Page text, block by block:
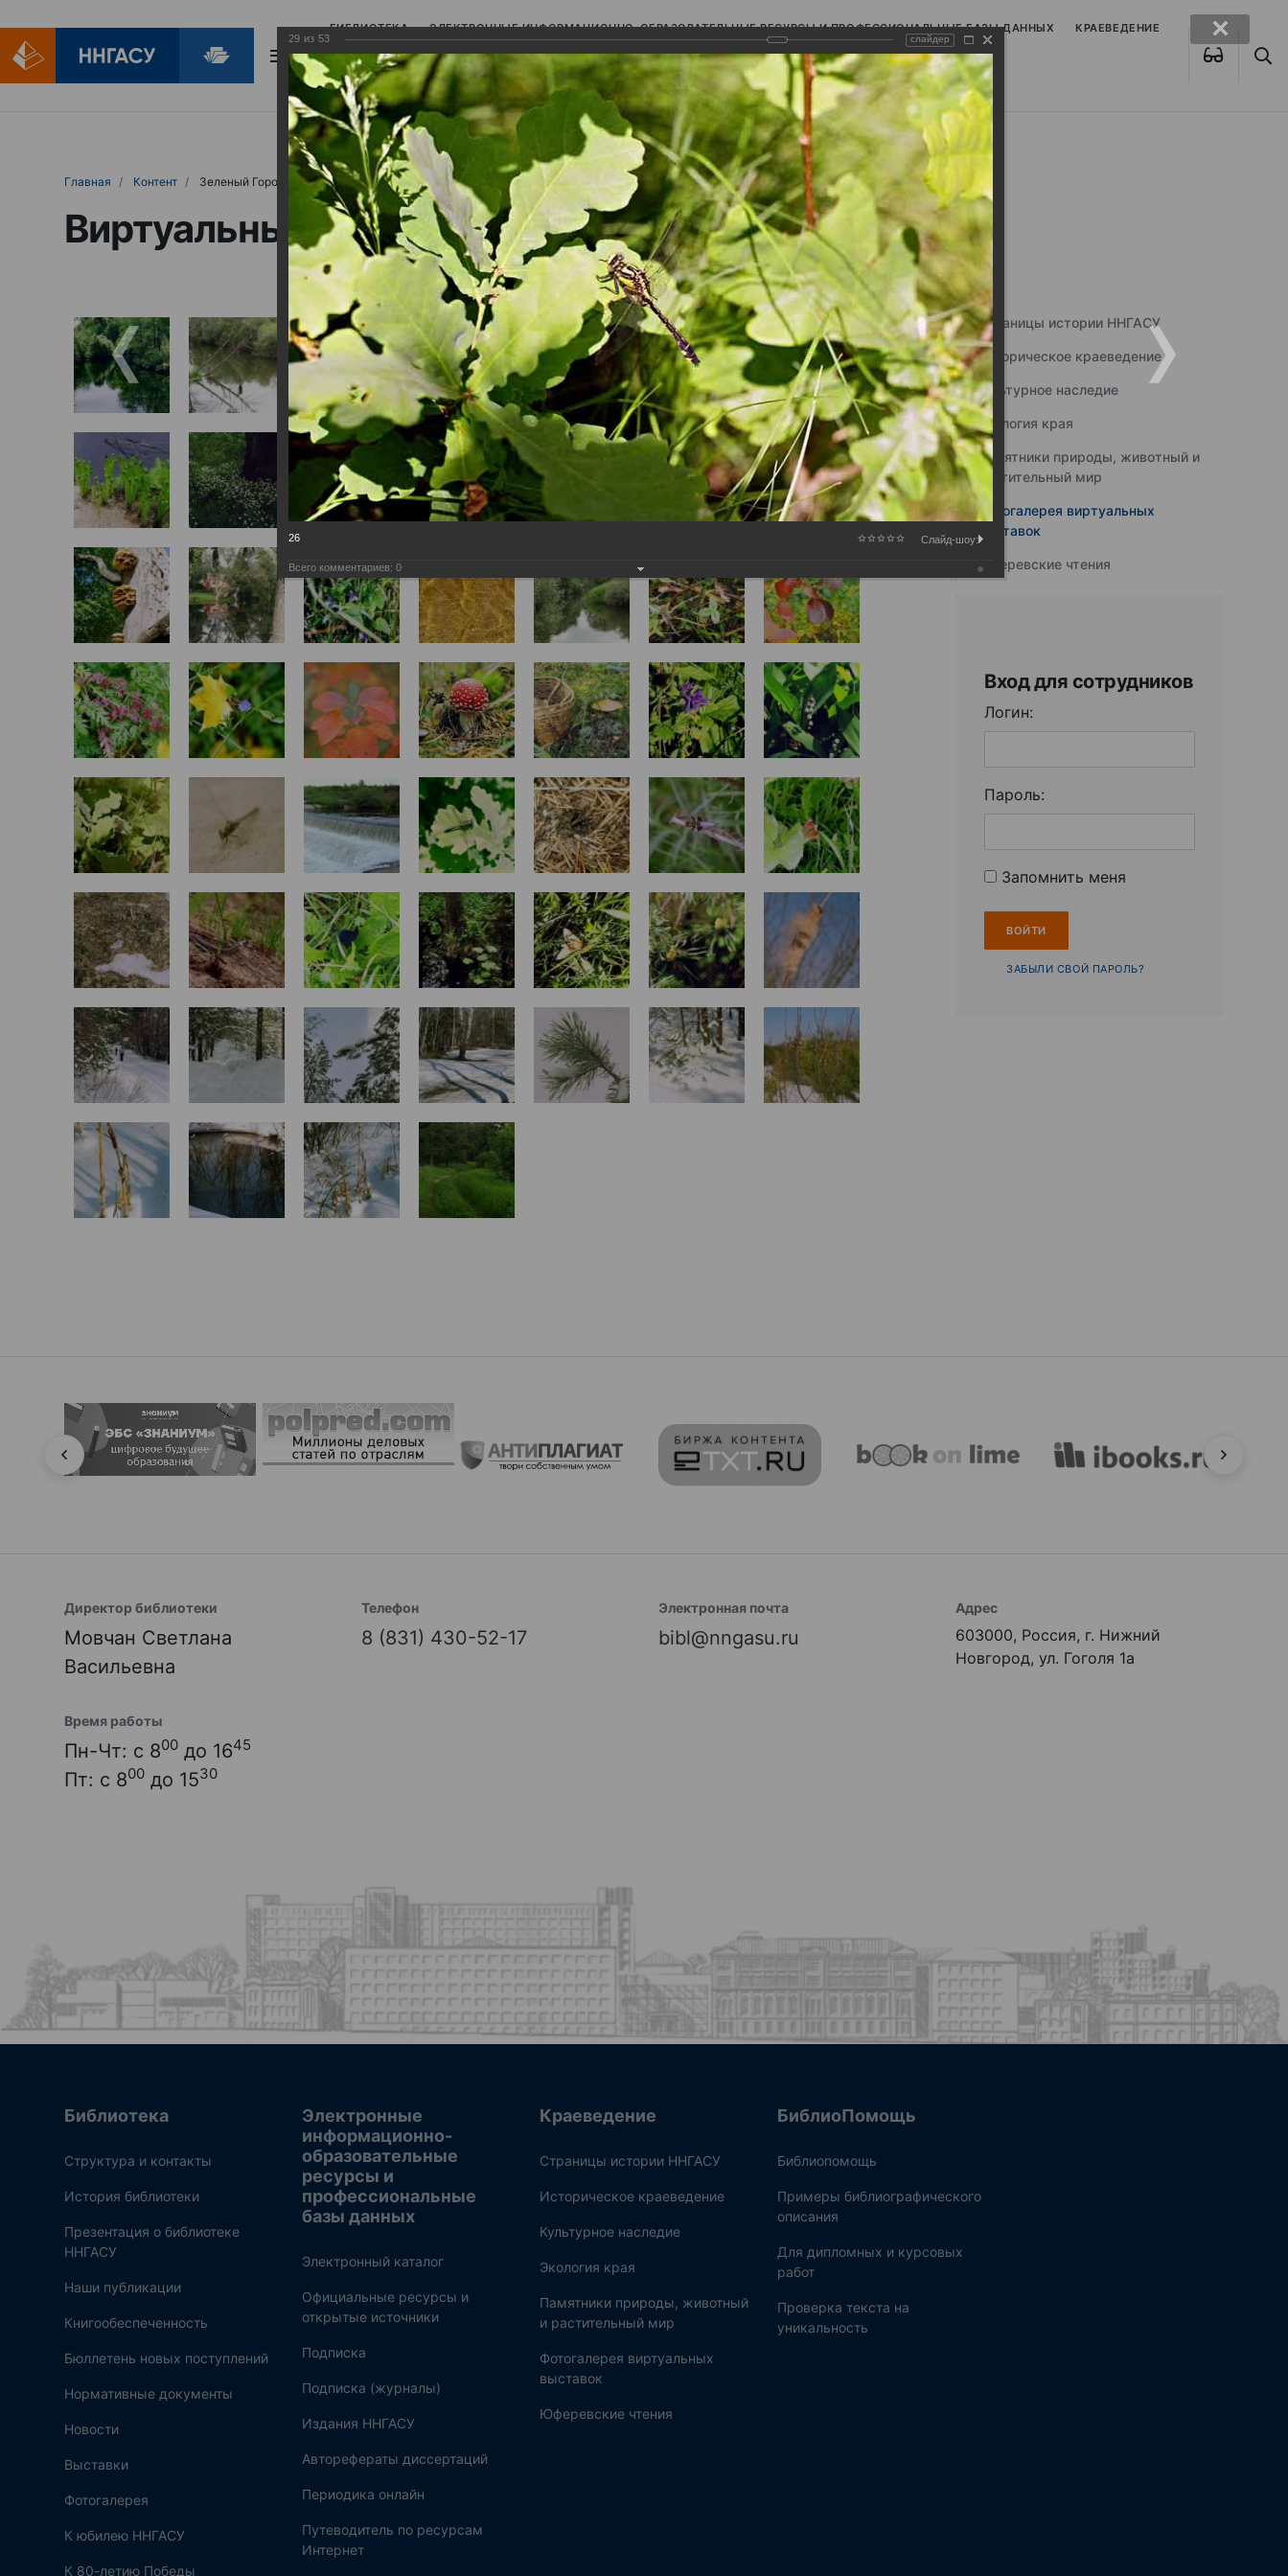
БИБЛИОТЕКА ЭЛЕКТРОННЫЕ ИНФОРМАЦИОННО-ОБРАЗОВАТЕЛЬНЫЕ РЕСУРСЫ И ПРОФЕССИОНАЛЬНЫЕ БАЗЫ ДАННЫХ КРАЕВЕДЕНИЕ
БИБЛИОПОМОЩЬ
Главная Контент Зеленый Город
Виртуальные выставки (фотоальбомы)
Страницы истории ННГАСУ
Историческое краеведение
Культурное наследие
Экология края
Памятники природы, животный и
растительный мир
Фотогалерея виртуальных
выставок
Юферевские чтения
Вход для сотрудников
Логин:
Пароль:
Запомнить меня
ЗАБЫЛИ СВОЙ ПАРОЛЬ?
Директор библиотеки
Мовчан Светлана
Васильевна
Телефон
8 (831) 430-52-17
Электронная почта
bibl@nngasu.ru
Адрес
603000, Россия, г. Нижний
Новгород, ул. Гоголя 1а
Время работы
Пн-Чт: с 800 до 1645
Пт: с 800 до 1530
Библиотека
Структура и контакты
История библиотеки
Презентация о библиотеке
ННГАСУ
Наши публикации
Книгообеспеченность
Бюллетень новых поступлений
Нормативные документы
Новости
Выставки
Фотогалерея
К юбилею ННГАСУ
К 80-летию Победы
Электронные
информационно-
образовательные
ресурсы и
профессиональные
базы данных
Электронный каталог
Официальные ресурсы и
открытые источники
Подписка
Подписка (журналы)
Издания ННГАСУ
Авторефераты диссертаций
Периодика онлайн
Путеводитель по ресурсам
Интернет
Краеведение
Страницы истории ННГАСУ
Историческое краеведение
Культурное наследие
Экология края
Памятники природы, животный
и растительный мир
Фотогалерея виртуальных
выставок
Юферевские чтения
БиблиоПомощь
Библиопомощь
Примеры библиографического
описания
Для дипломных и курсовых
работ
Проверка текста на
уникальность
29 из 53 слайдер
26 Слайд-шоу:
Всего комментариев: 0